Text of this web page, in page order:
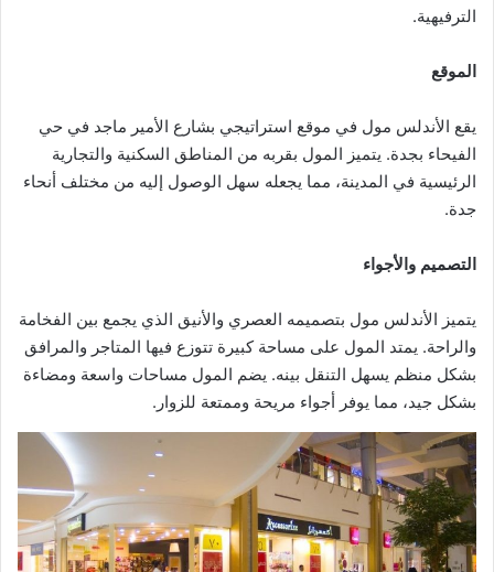
الترفيهية.
الموقع
يقع الأندلس مول في موقع استراتيجي بشارع الأمير ماجد في حي
الفيحاء بجدة. يتميز المول بقربه من المناطق السكنية والتجارية
الرئيسية في المدينة، مما يجعله سهل الوصول إليه من مختلف أنحاء
جدة.
التصميم والأجواء
يتميز الأندلس مول بتصميمه العصري والأنيق الذي يجمع بين الفخامة
والراحة. يمتد المول على مساحة كبيرة تتوزع فيها المتاجر والمرافق
بشكل منظم يسهل التنقل بينه. يضم المول مساحات واسعة ومضاءة
بشكل جيد، مما يوفر أجواء مريحة وممتعة للزوار.